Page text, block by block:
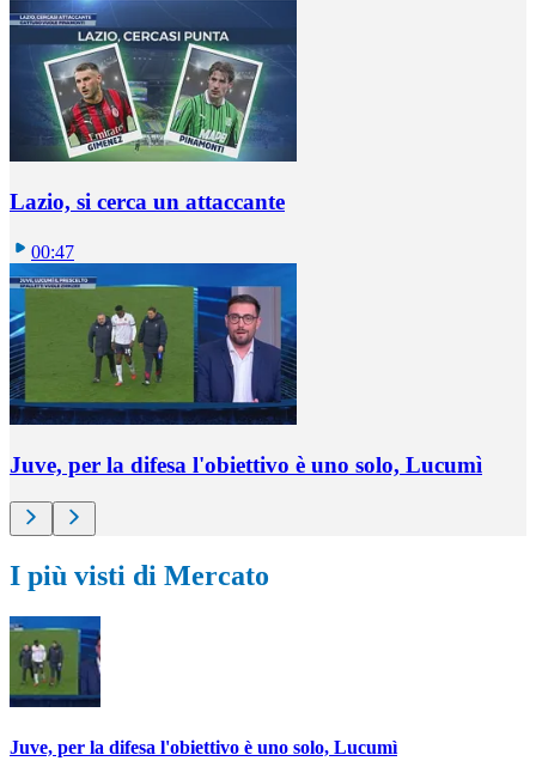
Lazio, si cerca un attaccante
00:47
Juve, per la difesa l'obiettivo è uno solo, Lucumì
I più visti di Mercato
Juve, per la difesa l'obiettivo è uno solo, Lucumì